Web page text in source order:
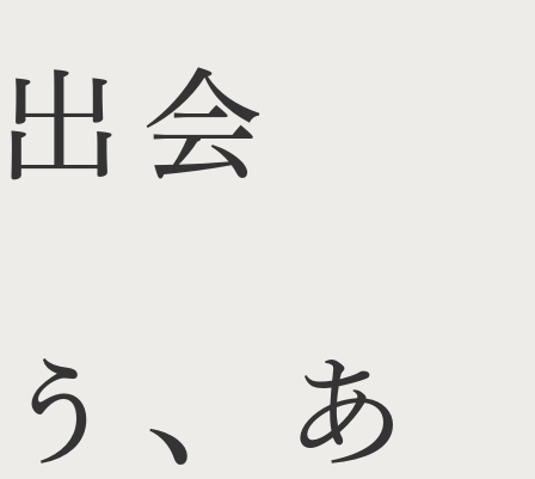
出会
う、あ